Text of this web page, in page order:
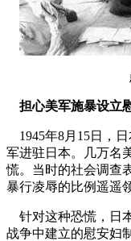
担心美军施暴设立
1945年8月15日，
军进驻日本。几万名
慌。当时的社会调查
暴行凌辱的比例遥遥
针对这种恐慌，日
战争中建立的慰安妇